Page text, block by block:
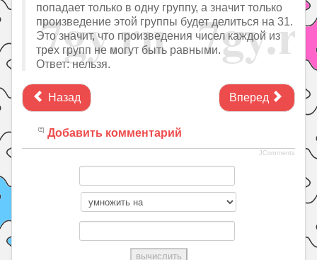
попадает только в одну группу, а значит только
произведение этой группы будет делиться на 31.
Это значит, что произведения чисел каждой из
трех групп не могут быть равными.
Ответ: нельзя.
Назад Вперед
Добавить комментарий
JComments